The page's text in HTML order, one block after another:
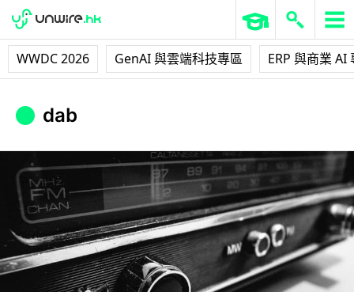
WWDC 2026 GenAI 與雲端科技專區 ERP 與商業 AI
dab